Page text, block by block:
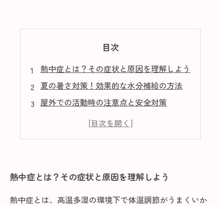
目次
熱中症とは？その症状と原因を理解しよう
夏の暑さ対策！効果的な水分補給の方法
屋外での活動時の注意点と安全対策
室内で快適に過ごすための工夫とアイデア
熱中症とは？その症状と原因を理解しよう
熱中症とは、高温多湿の環境下で体温調節がうまくいか